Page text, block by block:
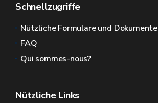
Schnellzugriffe
Nützliche Formulare und Dokumente
FAQ
Qui sommes-nous?
Nützliche Links